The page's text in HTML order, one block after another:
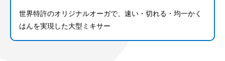
世界特許のオリジナルオーガで、速い・切れる・均一かく
はんを実現した大型ミキサー